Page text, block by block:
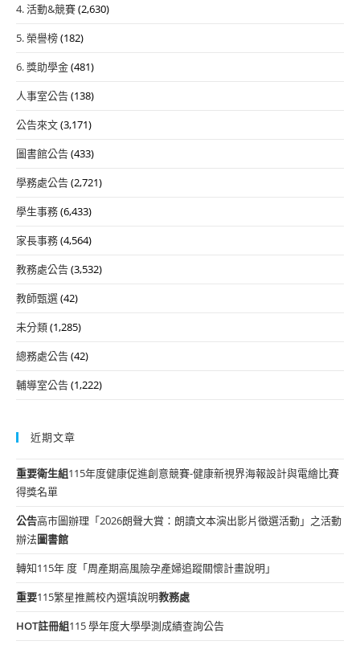
4. 活動&競賽(2,630)
5. 榮譽榜(182)
6. 獎助學金(481)
人事室公告(138)
公告來文(3,171)
圖書館公告(433)
學務處公告(2,721)
學生事務(6,433)
家長事務(4,564)
教務處公告(3,532)
教師甄選(42)
未分類(1,285)
總務處公告(42)
輔導室公告(1,222)
近期文章
重要衛生組115年度健康促進創意競賽-健康新視界海報設計與電繪比賽
得獎名單
公告高市圖辦理「2026朗聲大賞：朗讀文本演出影片徵選活動」之活動
辦法圖書館
轉知115年 度「周產期高風險孕產婦追蹤關懷計畫說明」
重要115繁星推薦校內選填說明教務處
HOT註冊組115 學年度大學學測成績查詢公告